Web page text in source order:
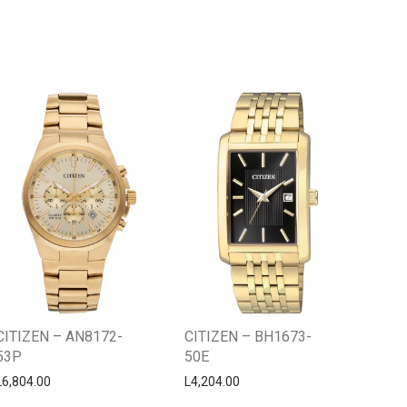
– AN8172-
6,804.00
CITIZEN – BH1673-
50E
L4,204.00
Centro Citizen
Typically replies within a day